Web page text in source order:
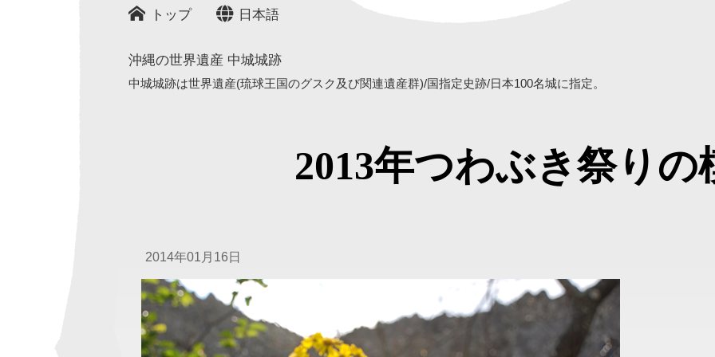
トップ 日本語
沖縄の世界遺産 中城城跡
中城城跡は世界遺産(琉球王国のグスク及び関連遺産群)/国指定史跡/日本100名城に指定。
2013年つわぶき祭りの
2014年01月16日